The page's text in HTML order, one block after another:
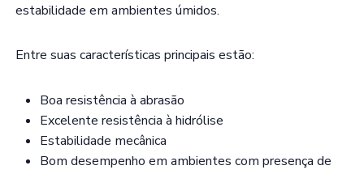
estabilidade em ambientes úmidos.
Entre suas características principais estão:
Boa resistência à abrasão
Excelente resistência à hidrólise
Estabilidade mecânica
Bom desempenho em ambientes com presença de